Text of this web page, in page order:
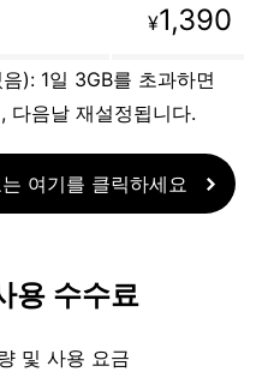
¥1,390
): 1일 3GB를 초과하면
다음날 재설정됩니다.
여기를 클릭하세요
용 수수료
및 사용 요금